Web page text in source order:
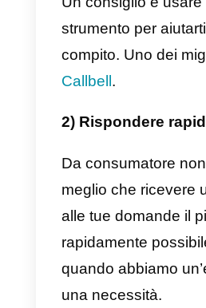
che viene
Quali sono i
efficaci?
1) Stabilire
Una delle cose
stabilire un